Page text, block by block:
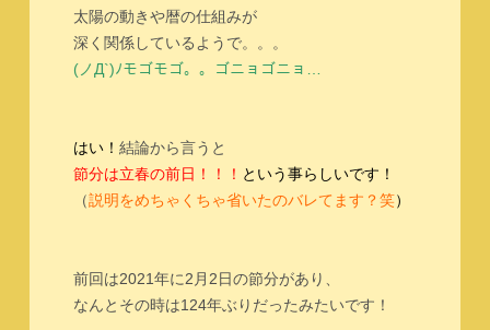
太陽の動きや暦の仕組みが
深く関係しているようで。。。
(ノД`)ﾉモゴモゴ。。ゴニョゴニョ…
はい！ 結論から言うと
節分は立春の前日！！！ という事らしいです！
（説明をめちゃくちゃ省いたのバレてます？笑）
前回は2021年に2月2日の節分があり、
なんとその時は124年ぶりだったみたいです！